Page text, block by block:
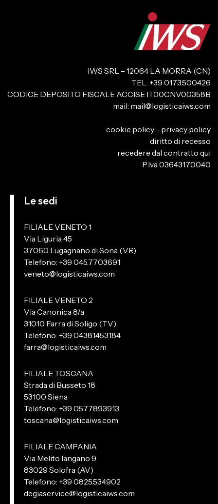
IWS SRL – 12064 LA MORRA (CN)
TEL. +39 0173.500426
CODICE DEPOSITO FISCALE ACCISE IT00CNV00358B
mail: mail@logisticaiws.com
cookie policy - privacy policy
diritto di recesso
recedere dal contratto qui
P.Iva 03643170040
Le sedi
FILIALE VENETO 1
Via Liguria 45
37060 Lugagnano di Sona (VR)
Telefono: +39 045.7703691
veneto@logisticaiws.com
FILIALE VENETO 2
Via Canonica 8/a
31010 Farra di Soligo (TV)
Telefono: +39 0438.1453184
farra@logisticaiws.com
FILIALE TOSCANA
Strada di Busseto 18
53100 Siena
Telefono: +39 0577.893913
toscana@logisticaiws.com
FILIALE CAMPANIA
Via Melito Iangano 9
83029 Solofra (AV)
Telefono: +39 0825.534902
degiaservice@logisticaiws.com